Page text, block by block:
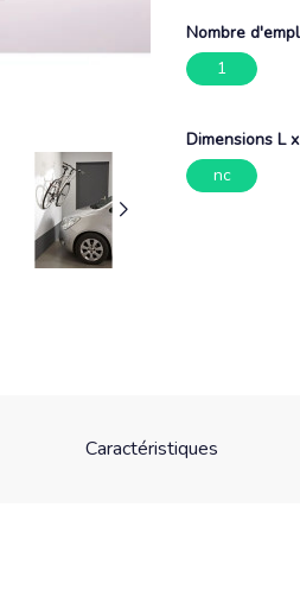
Nombre
1
Dimensions L
nc
Caractéristiques